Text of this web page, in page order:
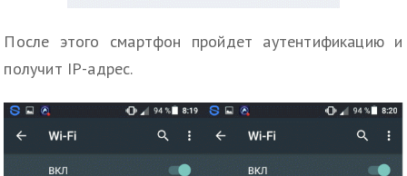
После этого смартфон пройдет аутентификацию и
получит IP-адрес.